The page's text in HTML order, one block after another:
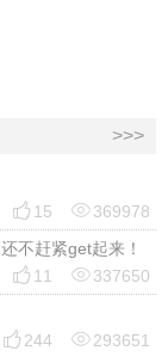
>>>
 15 369978
不赶紧get起来！
 11 337650
 244 293651